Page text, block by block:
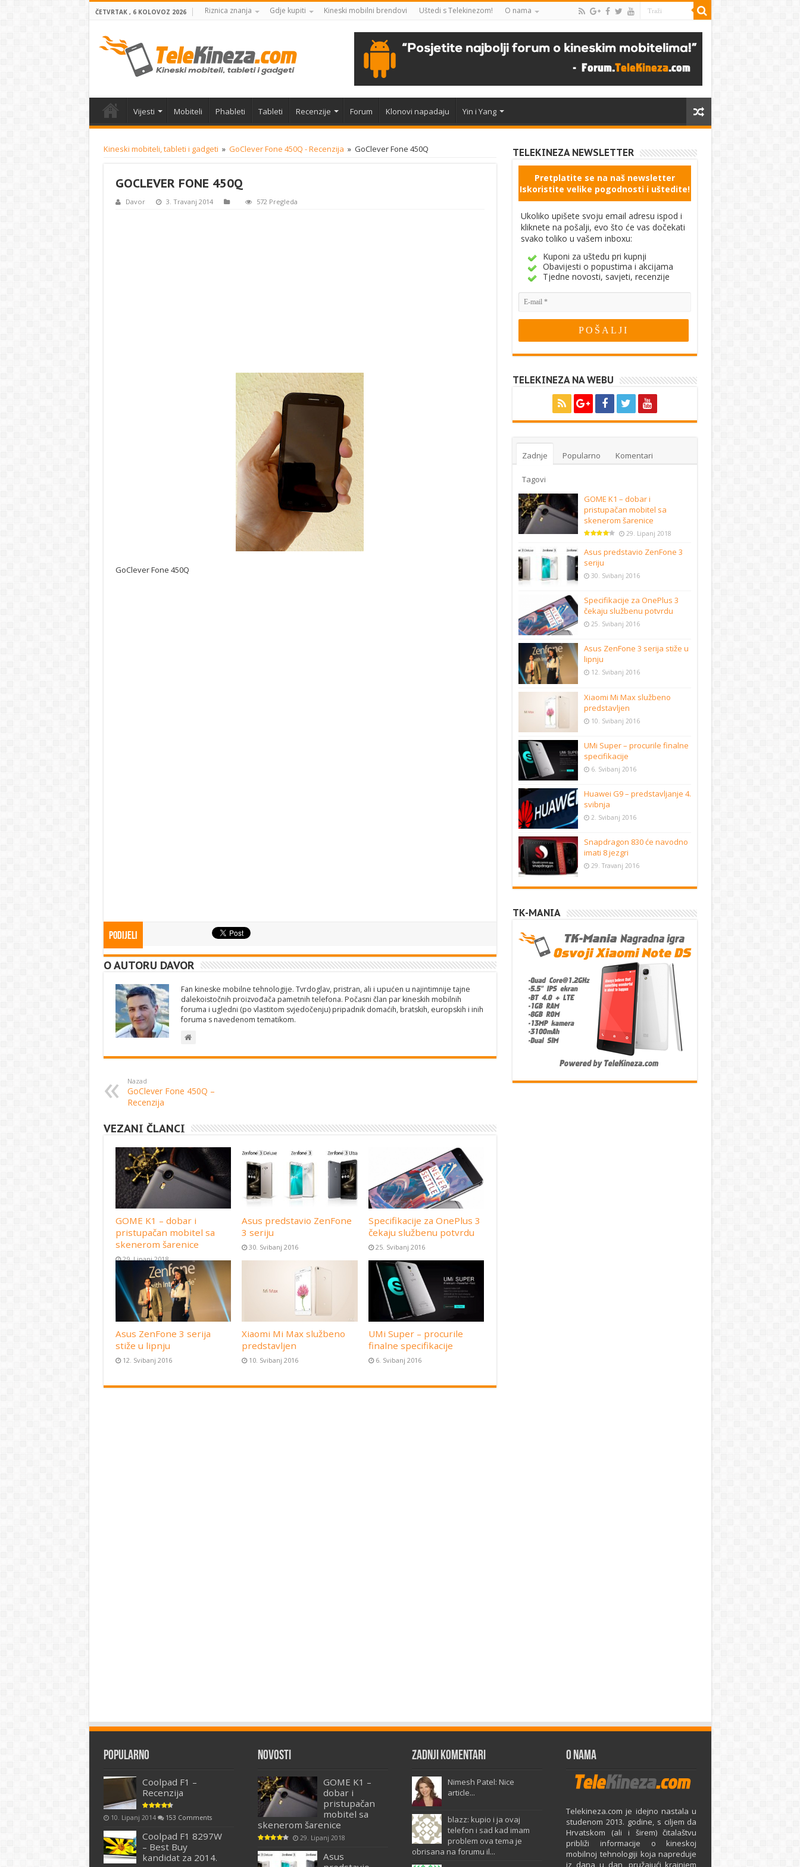
ČETVRTAK , 6 KOLOVOZ 2026 Riznica znanja Gdje kupiti Kineski mobilni brendovi Uštedi s Telekinezom! O nama
Vijesti Mobiteli Phableti Tableti Recenzije Forum Klonovi napadaju Yin i Yang
Kineski mobiteli, tableti i gadgeti » GoClever Fone 450Q - Recenzija » GoClever Fone 450Q
GOCLEVER FONE 450Q
Davor 3. Travanj 2014 572 Pregleda
GoClever Fone 450Q
Podijeli
O AUTORU DAVOR
Fan kineske mobilne tehnologije. Tvrdoglav, pristran, ali i upućen u najintimnije tajne
dalekoistočnih proizvođača pametnih telefona. Počasni član par kineskih mobilnih
foruma i ugledni (po vlastitom svjedočenju) pripadnik domaćih, bratskih, europskih i inih
foruma s navedenom tematikom.
Nazad
GoClever Fone 450Q –
Recenzija
VEZANI ČLANCI
GOME K1 – dobar i
pristupačan mobitel sa
skenerom šarenice
29. Lipanj 2018
Asus predstavio ZenFone
3 seriju
30. Svibanj 2016
Specifikacije za OnePlus 3
čekaju službenu potvrdu
25. Svibanj 2016
Asus ZenFone 3 serija
stiže u lipnju
12. Svibanj 2016
Xiaomi Mi Max službeno
predstavljen
10. Svibanj 2016
UMi Super – procurile
finalne specifikacije
6. Svibanj 2016
TELEKINEZA NEWSLETTER
Pretplatite se na naš newsletter
Iskoristite velike pogodnosti i uštedite!
Ukoliko upišete svoju email adresu ispod i
kliknete na pošalji, evo što će vas dočekati
svako toliko u vašem inboxu:
Kuponi za uštedu pri kupnji
Obavijesti o popustima i akcijama
Tjedne novosti, savjeti, recenzije
TELEKINEZA NA WEBU
Zadnje Popularno Komentari
Tagovi
GOME K1 – dobar i
pristupačan mobitel sa
skenerom šarenice
29. Lipanj 2018
Asus predstavio ZenFone 3
seriju
30. Svibanj 2016
Specifikacije za OnePlus 3
čekaju službenu potvrdu
25. Svibanj 2016
Asus ZenFone 3 serija stiže u
lipnju
12. Svibanj 2016
Xiaomi Mi Max službeno
predstavljen
10. Svibanj 2016
UMi Super – procurile finalne
specifikacije
6. Svibanj 2016
Huawei G9 – predstavljanje 4.
svibnja
2. Svibanj 2016
Snapdragon 830 će navodno
imati 8 jezgri
29. Travanj 2016
TK-MANIA
Popularno
Coolpad F1 –
Recenzija
10. Lipanj 2014 153 Comments
Coolpad F1 8297W
– Best Buy
kandidat za 2014.
Novosti
GOME K1 –
dobar i
pristupačan
mobitel sa
skenerom šarenice
29. Lipanj 2018
Asus
Zadnji komentari
Nimesh Patel: Nice
article...
blazz: kupio i ja ovaj
telefon i sad kad imam
problem ova tema je
obrisana na forumu il...
O Nama
Telekineza.com je idejno nastala u
studenom 2013. godine, s ciljem da
Hrvatskom (ali i širem) čitalaštvu
približi informacije o kineskoj
mobilnoj tehnologiji koja napreduje
iz dana u dan, pružajući krajnjem